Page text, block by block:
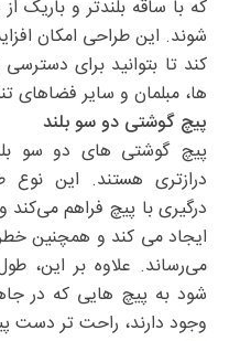
که با ساقه بلندتر و باریک
شوند. این طراحی امکان
کند تا بتوانید برای
ها، مبلمان و سایر فضاهای
پیچ گوشتی دو سو بلند
پیچ گوشتی های دو سو
درازتری هستند. این
درگیری با پیچ فراهم می‌کند
ایجاد می کند و همچنین
می‌رساند. علاوه بر
شود به پیچ هایی که در
وجود دارند، راحت تر دست